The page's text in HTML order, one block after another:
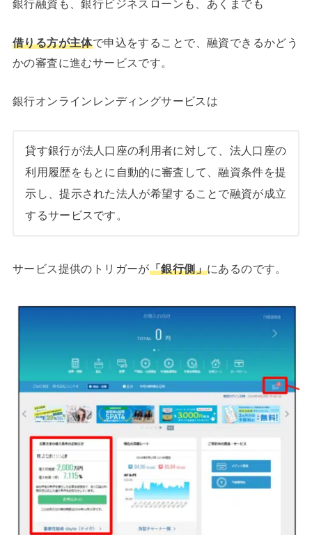
銀行融資も、銀行ビジネスローンも、あくまでも
借りる方が主体で申込をすることで、融資できるかどう
かの審査に進むサービスです。
銀行オンラインレンディングサービスは
貸す銀行が法人口座の利用者に対して、法人口座の
利用履歴をもとに自動的に審査して、融資条件を提
示し、提示された法人が希望することで融資が成立
するサービスです。
サービス提供のトリガーが「銀行側」にあるのです。